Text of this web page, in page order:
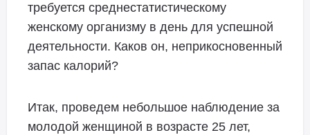
требуется среднестатистическому
женскому организму в день для успешной
деятельности. Каков он, неприкосновенный
запас калорий?
Итак, проведем небольшое наблюдение за
молодой женщиной в возрасте 25 лет,